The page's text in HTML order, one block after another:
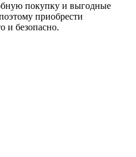
покупку и выгодные
приобрести
и безопасно.